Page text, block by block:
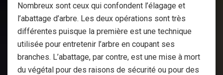
Nombreux sont ceux qui confondent l’élagage et
l’abattage d’arbre. Les deux opérations sont très
différentes puisque la première est une technique
utilisée pour entretenir l’arbre en coupant ses
branches. L’abattage, par contre, est une mise à mort
du végétal pour des raisons de sécurité ou pour des